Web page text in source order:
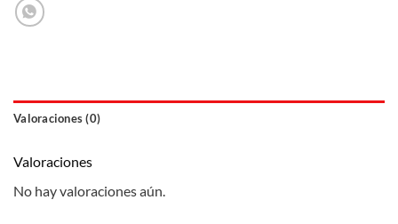
Valoraciones (0)
Valoraciones
No hay valoraciones aún.